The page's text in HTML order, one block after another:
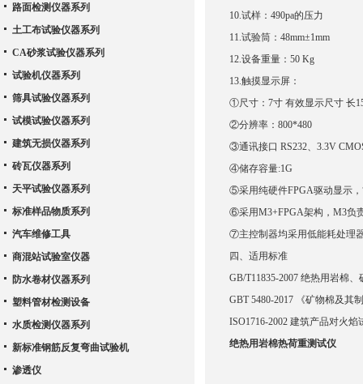
10.试样：490pa的压力
11.试验筒：48mm±1mm
12.设备重量：50 Kg
13.触摸显示屏：
①尺寸：7寸 有效显示尺寸 长
②分辨率：800*480
③通讯接口 RS232、3.3V
④储存容量:1G
⑤采用纯硬件FPGA驱动显示
⑥采用M3+FPGA架构，M3负
⑦主控制器均采用低能耗处理
四、适用
GB/T11835-2007 绝热用岩棉
GBT 5480-2017 《矿物棉及其
ISO1716-2002 建筑产品对火
绝热用岩棉热荷重测试仪
路面检测仪器系列
土工布试验仪器系列
CA砂浆试验仪器系列
试验机仪器系列
筛具试验仪器系列
试模试验仪器系列
建筑无损仪器系列
砖瓦仪器系列
天平试验仪器系列
标准样品物质系列
汽车维修工具
商混站试验室仪器
防水卷材仪器系列
塑料管材检测设备
水质检测仪器系列
新标准钢筋反复弯曲试验机
渗透仪